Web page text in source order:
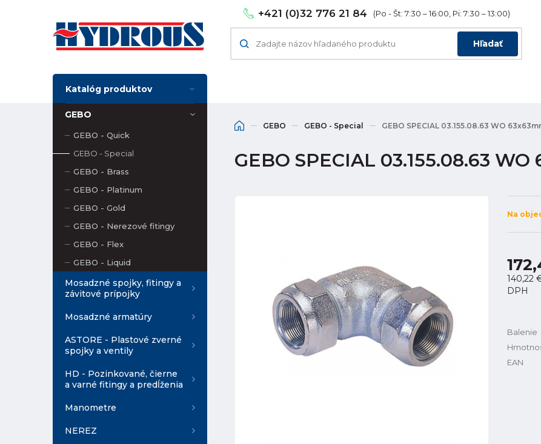
+421 (0)32 776 21 84 (Po - Št: 7:30 – 16:00, Pi: 7:30 – 13:00)
Hľadať
Katalóg produktov
GEBO
GEBO - Quick
GEBO - Special
GEBO - Brass
GEBO - Platinum
GEBO - Gold
GEBO - Nerezové fitingy
GEBO - Flex
GEBO - Liquid
Mosadzné spojky, fitingy a
závitové prípojky
Mosadzné armatúry
ASTORE - Plastové zverné
spojky a ventily
HD - Pozinkované, čierne
a varné fitingy a predĺženia
Manometre
NEREZ
GEBO GEBO - Special GEBO SPECIAL 03.155.08.63 WO
GEBO SPECIAL 03.155.08.63
Na
140,22
DPH
Balenie
EAN